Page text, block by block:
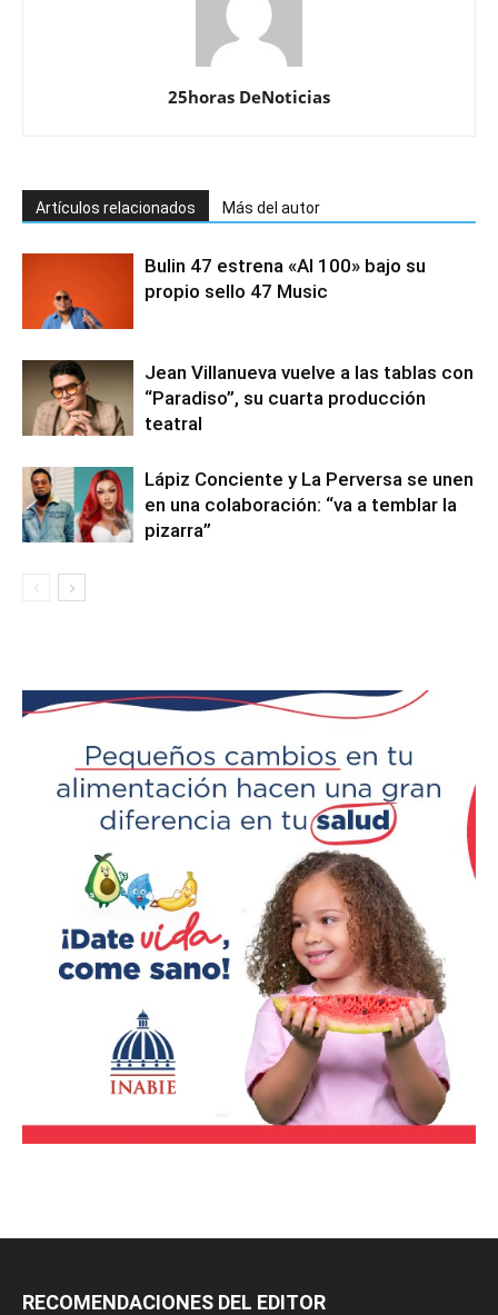
25horas DeNoticias
Artículos relacionados Más del autor
Bulin 47 estrena «Al 100» bajo su
propio sello 47 Music
Jean Villanueva vuelve a las tablas con
“Paradiso”, su cuarta producción
teatral
Lápiz Conciente y La Perversa se unen
en una colaboración: “va a temblar la
pizarra”
RECOMENDACIONES DEL EDITOR